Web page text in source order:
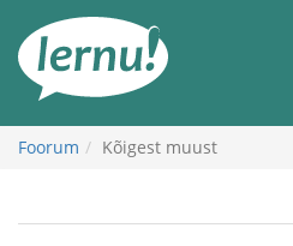
juurde
Foorum Kõigest muust